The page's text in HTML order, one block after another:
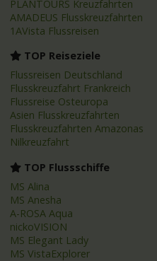
PLANTOURS Kreuzfahrten
AMADEUS Flusskreuzfahrten
1AVista Flussreisen
TOP Reiseziele
Flussreisen Deutschland
Flusskreuzfahrt Frankreich
Flussreise Osteuropa
Asien Flusskreuzfahrten
Flusskreuzfahrten Amazonas
Nilkreuzfahrt
TOP Flussschiffe
MS Alina
MS Anesha
A-ROSA Aqua
nickoVISION
MS Elegant Lady
MS VistaExplorer